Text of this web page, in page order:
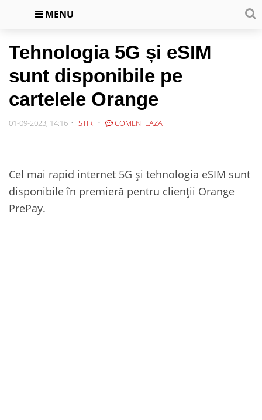
MENU
Tehnologia 5G și eSIM
sunt disponibile pe
cartelele Orange
01-09-2023, 14:16 STIRI COMENTEAZA
Cel mai rapid internet 5G și tehnologia eSIM sunt
disponibile în premieră pentru clienții Orange
PrePay.